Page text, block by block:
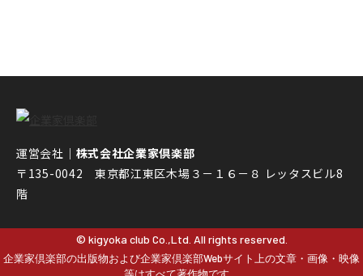
運営会社｜ 株式会社企業家倶楽部
〒135-0042 東京都江東区木場３－１６－８ レッタスビル8
階
© kigyoka club Co.,Ltd. All rights reserved.
企業家倶楽部の出版物および企業家倶楽部Webサイト上の文章・画像・映像